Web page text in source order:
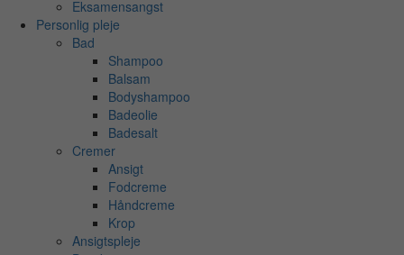
Eksamensangst
Personlig pleje
Bad
Shampoo
Balsam
Bodyshampoo
Badeolie
Badesalt
Cremer
Ansigt
Fodcreme
Håndcreme
Krop
Ansigtspleje